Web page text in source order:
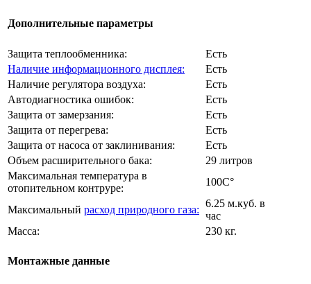
Дополнительные параметры
Защита теплообменника:
Есть
Наличие информационного дисплея:
Есть
Наличие регулятора воздуха:
Есть
Автодиагностика ошибок:
Есть
Защита от замерзания:
Есть
Защита от перегрева:
Есть
Защита от насоса от заклинивания:
Есть
Объем расширительного бака:
29 литров
Максимальная температура в
отопительном контруре:
100C°
Максимальный расход природного газа:
6.25 м.куб. в
час
Масса:
230 кг.
Монтажные данные